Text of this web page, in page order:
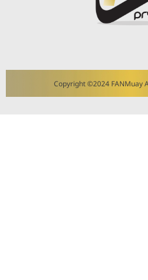
Copyright ©2024 FANMuay